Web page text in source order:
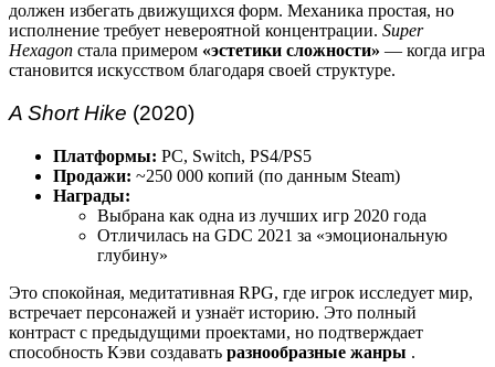
должен избегать движущихся форм. Механика простая, но
исполнение требует невероятной концентрации. Super
Hexagon стала примером «эстетики сложности» — когда игра
становится искусством благодаря своей структуре.
A Short Hike (2020)
Платформы: PC, Switch, PS4/PS5
Продажи: ~250 000 копий (по данным Steam)
Награды:
Выбрана как одна из лучших игр 2020 года
Отличилась на GDC 2021 за «эмоциональную
глубину»
Это спокойная, медитативная RPG, где игрок исследует мир,
встречает персонажей и узнаёт историю. Это полный
контраст с предыдущими проектами, но подтверждает
способность Кэви создавать разнообразные жанры .